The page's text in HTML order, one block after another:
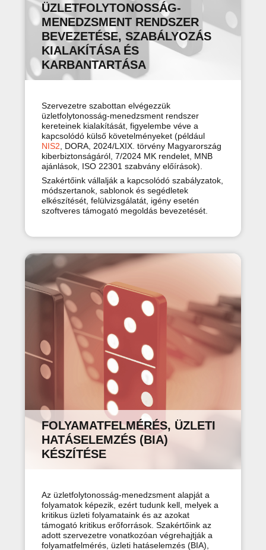
ÜZLETFOLYTONOSSÁG-
MENEDZSMENT RENDSZER
BEVEZETÉSE, SZABÁLYOZÁS
KIALAKÍTÁSA ÉS
KARBANTARTÁSA
Szervezetre szabottan elvégezzük
üzletfolytonosság-menedzsment rendszer
kereteinek kialakítását, figyelembe véve a
kapcsolódó külső követelményeket (például
NIS2 , DORA, 2024/LXIX. törvény Magyarország
kiberbiztonságáról, 7/2024 MK rendelet, MNB
ajánlások, ISO 22301 szabvány előírások).
Szakértőink vállalják a kapcsolódó szabályzatok,
módszertanok, sablonok és segédletek
elkészítését, felülvizsgálatát, igény esetén
szoftveres támogató megoldás bevezetését.
FOLYAMATFELMÉRÉS, ÜZLETI
HATÁSELEMZÉS (BIA)
KÉSZÍTÉSE
Az üzletfolytonosság-menedzsment alapját a
folyamatok képezik, ezért tudunk kell, melyek a
kritikus üzleti folyamataink és az azokat
támogató kritikus erőforrások. Szakértőink az
adott szervezetre vonatkozóan végrehajtják a
folyamatfelmérés, üzleti hatáselemzés (BIA),